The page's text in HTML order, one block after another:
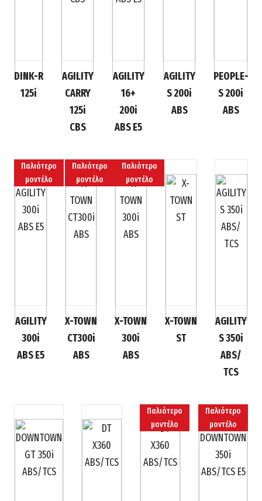
DINK-R
125i
AGILITY
CARRY
125i
CBS
AGILITY
16+
200i
ABS Ε5
AGILITY
S 200i
ABS
PEOPLE-
S 200i
ABS
Παλιότερο
μοντέλο
AGILITY
300i
ABS E5
Παλιότερο
μοντέλο
X-TOWN
CT300i
ABS
Παλιότερο
μοντέλο
X-TOWN
300i
ABS
X-TOWN
ST
AGILITY
S 350i
ABS/
ΤCS
Παλιότερο
μοντέλο
Παλιότερο
μοντέλο